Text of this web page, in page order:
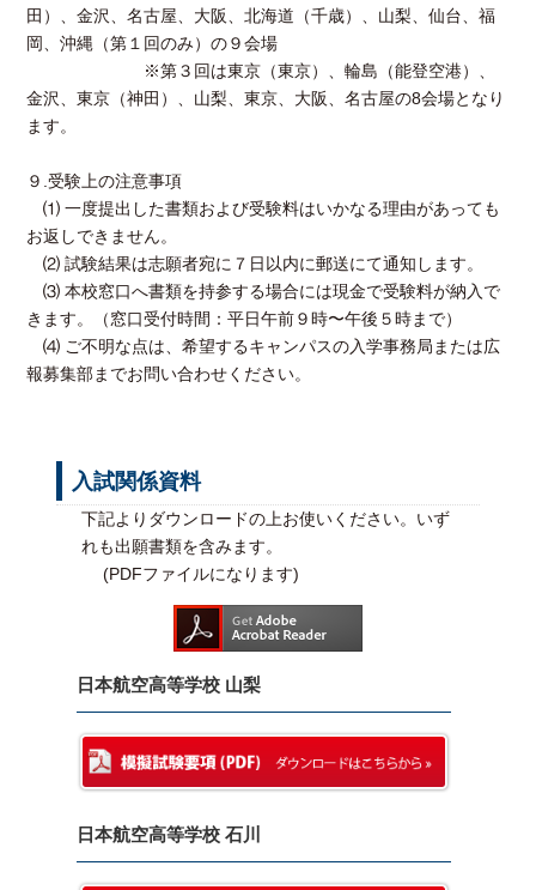
田）、金沢、名古屋、大阪、北海道（千歳）、山梨、仙台、福
岡、沖縄（第１回のみ）の９会場
※第３回は東京（東京）、輪島（能登空港）、
金沢、東京（神田）、山梨、東京、大阪、名古屋の8会場となり
ます。
９.受験上の注意事項
⑴ 一度提出した書類および受験料はいかなる理由があっても
お返しできません。
⑵ 試験結果は志願者宛に７日以内に郵送にて通知します。
⑶ 本校窓口へ書類を持参する場合には現金で受験料が納入で
きます。（窓口受付時間：平日午前９時〜午後５時まで）
⑷ ご不明な点は、希望するキャンパスの入学事務局または広
報募集部までお問い合わせください。
入試関係資料
下記よりダウンロードの上お使いください。いず
れも出願書類を含みます。
(PDFファイルになります)
日本航空高等学校 山梨
日本航空高等学校 石川